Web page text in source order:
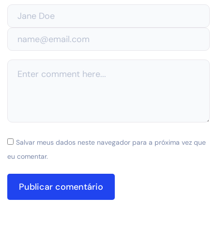
Salvar meus dados neste navegador para a próxima vez que
eu comentar.